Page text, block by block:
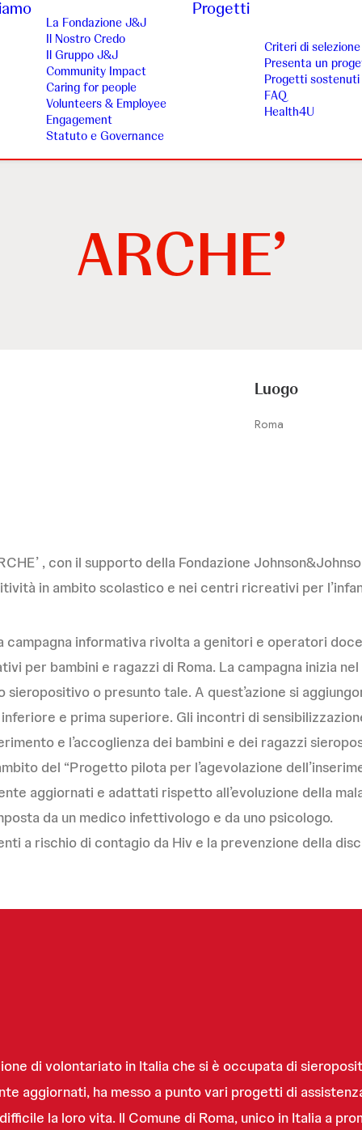
La Fondazione J&J
Il Nostro Credo
Il Gruppo J&J
Community Impact
Caring for people
Volunteers & Employee
Engagement
Statuto e Governance
Progetti
Criteri di selezione
Presenta un
Progetti sostenuti
FAQ
Health4U
ARCHE’
Luogo
Roma
, con il supporto della Fondazione
in ambito scolastico e nei centri ricreativi per
campagna informativa rivolta a genitori e operatori
per bambini e ragazzi di Roma. La campagna inizia
sieropositivo o presunto tale. A quest’azione si
e prima superiore. Gli incontri di
e l’accoglienza dei bambini e dei ragazzi
del “Progetto pilota per l’agevolazione
aggiornati e adattati rispetto all’evoluzione della
da un medico infettivologo e da uno psicologo.
a rischio di contagio da Hiv e la prevenzione della
di volontariato in Italia che si è occupata di
aggiornati, ha messo a punto vari progetti di
la loro vita. Il Comune di Roma, unico in Italia a